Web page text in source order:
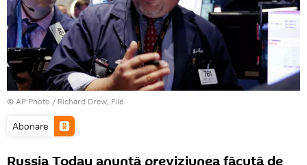
© AP Photo / Richard Drew, File
Abonare